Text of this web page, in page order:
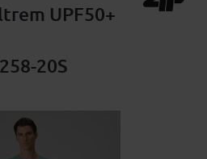
UPF50+
20S